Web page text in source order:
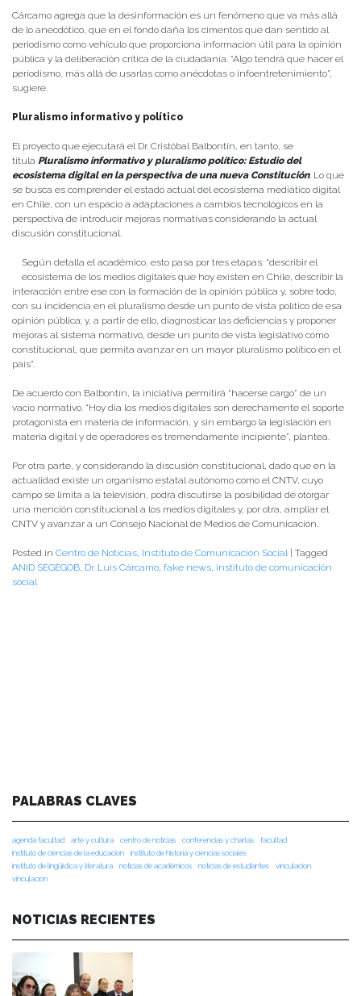
Cárcamo agrega que la desinformación es un fenómeno que va más allá
de lo anecdótico, que en el fondo daña los cimentos que dan sentido al
periodismo como vehículo que proporciona información útil para la opinión
pública y la deliberación crítica de la ciudadanía. “Algo tendrá que hacer el
periodismo, más allá de usarlas como anécdotas o infoentretenimiento”,
sugiere.
Pluralismo informativo y político
El proyecto que ejecutará el Dr. Cristóbal Balbontín, en tanto, se
titula Pluralismo informativo y pluralismo político: Estudio del
ecosistema digital en la perspectiva de una nueva Constitución. Lo que
se busca es comprender el estado actual del ecosistema mediático digital
en Chile, con un espacio a adaptaciones a cambios tecnológicos en la
perspectiva de introducir mejoras normativas considerando la actual
discusión constitucional.
Según detalla el académico, esto pasa por tres etapas: “describir el
ecosistema de los medios digitales que hoy existen en Chile, describir la
interacción entre ese con la formación de la opinión pública y, sobre todo,
con su incidencia en el pluralismo desde un punto de vista político de esa
opinión pública; y, a partir de ello, diagnosticar las deficiencias y proponer
mejoras al sistema normativo, desde un punto de vista legislativo como
constitucional, que permita avanzar en un mayor pluralismo político en el
país”.
De acuerdo con Balbontín, la iniciativa permitirá “hacerse cargo” de un
vacío normativo. “Hoy día los medios digitales son derechamente el soporte
protagonista en materia de información, y sin embargo la legislación en
materia digital y de operadores es tremendamente incipiente”, plantea.
Por otra parte, y considerando la discusión constitucional, dado que en la
actualidad existe un organismo estatal autónomo como el CNTV, cuyo
campo se limita a la televisión, podrá discutirse la posibilidad de otorgar
una mención constitucional a los medios digitales y, por otra, ampliar el
CNTV y avanzar a un Consejo Nacional de Medios de Comunicación.
Posted in Centro de Noticias, Instituto de Comunicación Social| Tagged
ANID SEGEGOB, Dr. Luis Cárcamo, fake news, instituto de comunicación
social
PALABRAS CLAVES
agenda facultad arte y cultura centro de noticias conferencias y charlas
facultad
instituto de ciencias de la educación
instituto de historia y ciencias sociales
instituto de lingüística y literatura
noticias de académicos noticias de estudiantes
vinculacion
vinculación
NOTICIAS RECIENTES